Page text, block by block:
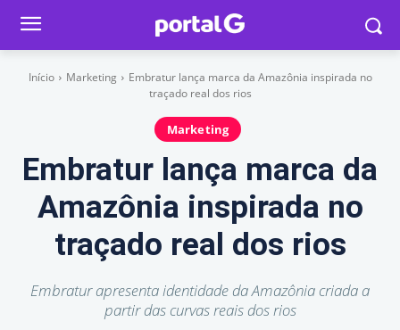
Início Marketing
Embratur lança marca da Amazônia inspirada no
traçado real dos rios
Marketing
Embratur lança marca da
Amazônia inspirada no
traçado real dos rios
Embratur apresenta identidade da Amazônia criada a
partir das curvas reais dos rios